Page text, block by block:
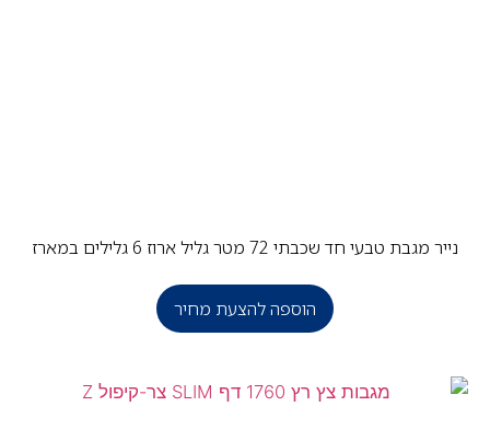
מגבת טבעי חד שכבתי 72 מטר גליל ארוז 6 גלילים במארז
הוספה להצעת מחיר